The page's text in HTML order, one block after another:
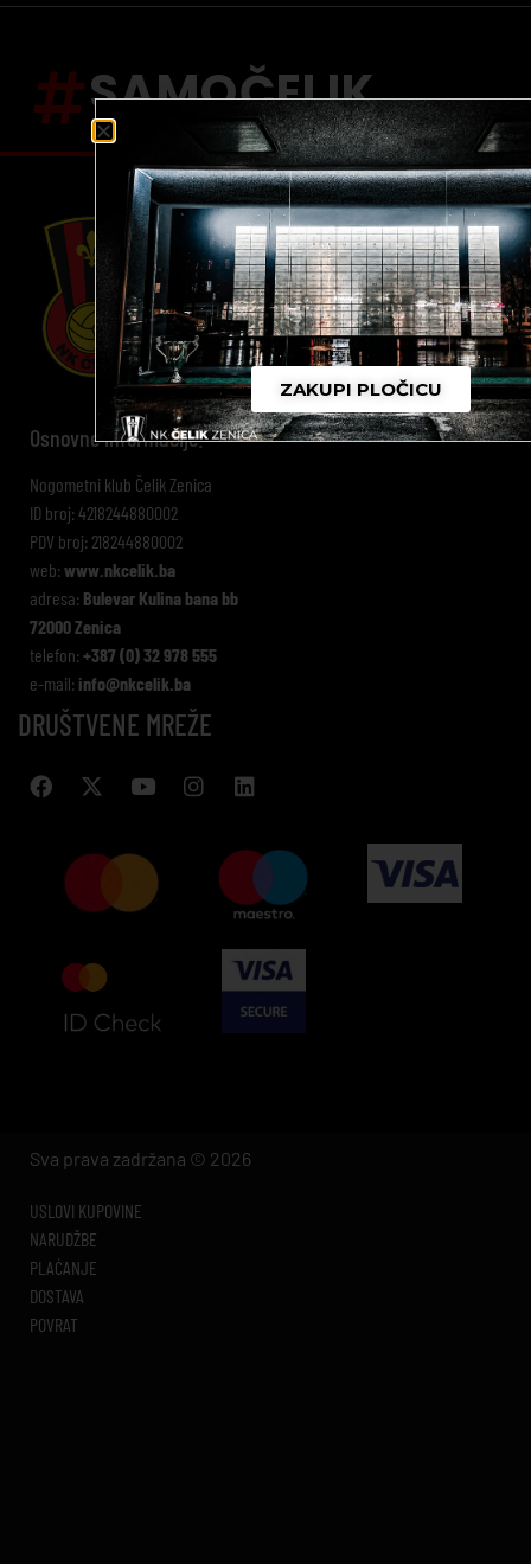
SAMOČELIK
Osnovne informacije:
Nogometni klub Čelik Zenica
ID broj: 4218244880002
PDV broj: 218244880002
web: www.nkcelik.ba
adresa: Bulevar Kulina bana bb
72000 Zenica
telefon: +387 (0) 32 978 555
e-mail: info@nkcelik.ba
DRUŠTVENE MREŽE
Sva prava zadržana © 2026
USLOVI KUPOVINE
NARUDŽBE
PLAĆANJE
DOSTAVA
POVRAT
ZAKUPI PLOČICU